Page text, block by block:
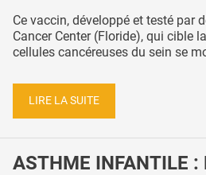
Ce vaccin, développé et testé par
Cancer Center (Floride), qui cible
cellules cancéreuses du sein se
LIRE LA SUITE
ASTHME INFANTILE :